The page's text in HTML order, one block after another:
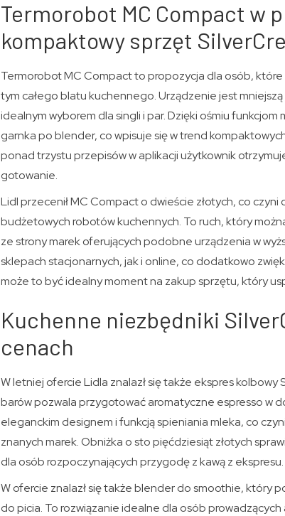
Termorobot MC Compact w
kompaktowy sprzęt
Termorobot MC Compact to propozycja dla osób,
tym całego blatu kuchennego. Urządzenie jest
idealnym wyborem dla singli i par. Dzięki ośmiu
garnka po blender, co wpisuje się w trend
ponad trzystu przepisów w aplikacji użytkownik
gotowanie.
Lidl przecenił MC Compact o dwieście złotych, co
budżetowych robotów kuchennych. To ruch, który
ze strony marek oferujących podobne urządzenia w
sklepach stacjonarnych, jak i online, co dodatkowo
może to być idealny moment na zakup sprzętu, który
Kuchenne niezbędniki
cenach
W letniej ofercie Lidla znalazł się także ekspres
barów pozwala przygotować aromatyczne espresso w
eleganckim designem i funkcją spieniania mleka, co
znanych marek. Obniżka o sto pięćdziesiąt złotych
dla osób rozpoczynających przygodę z kawą z ekspresu.
W ofercie znalazł się także blender do smoothie, który
do picia. To rozwiązanie idealne dla osób